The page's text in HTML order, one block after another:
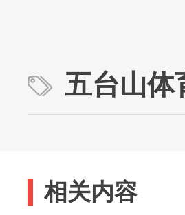
五台山体
相关内容